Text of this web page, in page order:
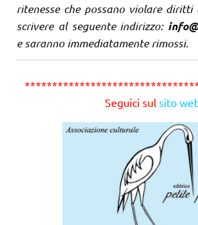
ritenesse che possano violare
scrivere al seguente indirizzo:
e saranno immediatamente rimossi.
Seguici sul sito